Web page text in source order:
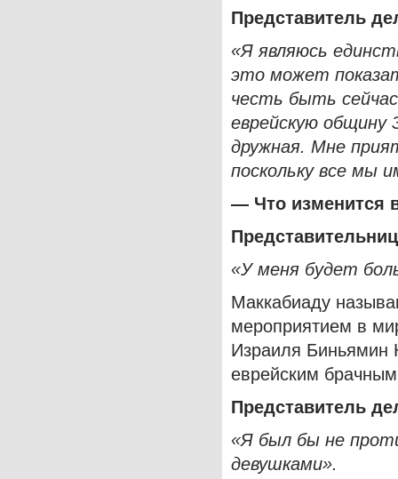
Представитель
«Я являюсь
это может
честь быть
еврейскую общину
дружная. Мне
поскольку все мы
— Что изменится
«У меня будет
Маккабиаду
мероприятием в
Израиля Биньямин
еврейским
Представитель
«Я был бы не
девушками».